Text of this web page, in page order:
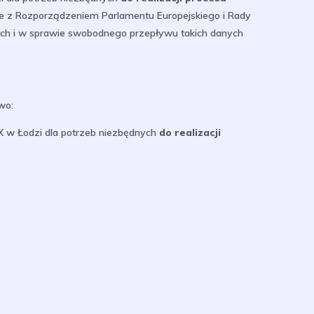
z Rozporządzeniem Parlamentu Europejskiego i Rady
i w sprawie swobodnego przepływu takich danych
w Łodzi dla potrzeb niezbędnych do realizacji